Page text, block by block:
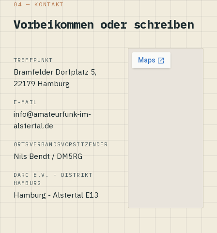
04 — KONTAKT
Vorbeikommen oder schreiben
TREFFPUNKT
Bramfelder Dorfplatz 5,
22179 Hamburg
E-MAIL
info@amateurfunk-im-
alstertal.de
ORTSVERBANDSVORSITZENDER
Nils Bendt / DM5RG
DARC E.V. - DISTRIKT
HAMBURG
Hamburg - Alstertal E13